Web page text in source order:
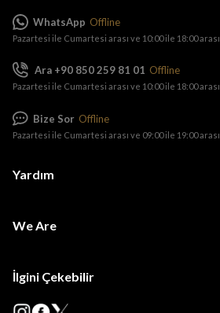
Yardım
We Are
İlgini Çekebilir
WhatsApp Offline
Pazartesi ile Cumartesi arası ve 10:00 ile 18:00 arası.
Ara +90 850 259 81 01 Offline
Pazartesi ile Cumartesi arası ve 10:00 ile 18:00 arası.
Bize Sor Offline
Pazartesi ile Cumartesi arası ve 09:00 ile 19:00 arası.